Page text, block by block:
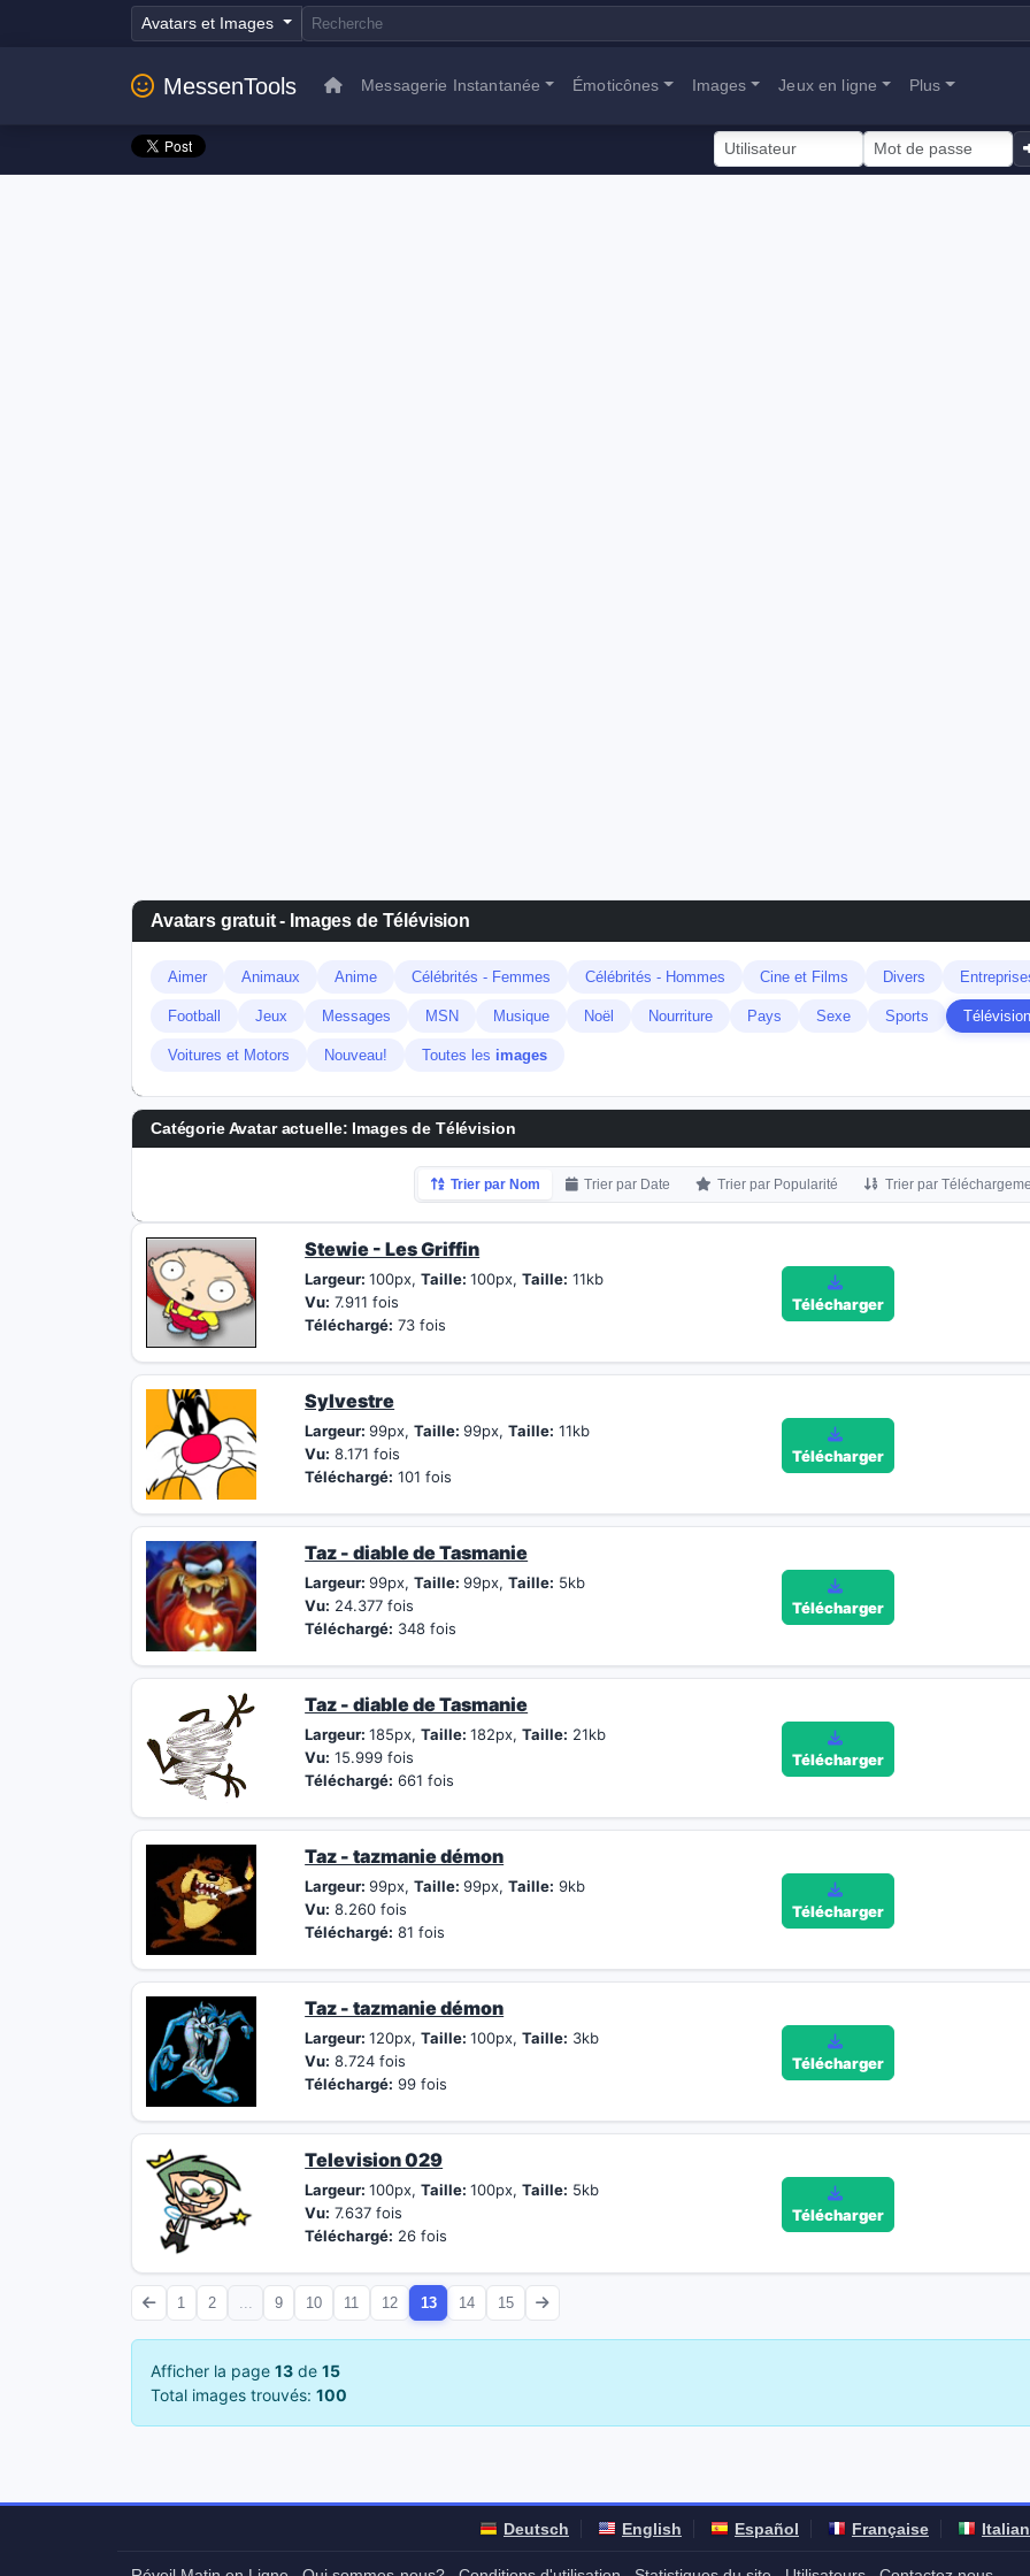
Avatars et Images
MessenTools Messagerie Instantanée Émoticônes Images Jeux en ligne Plus
Avatars gratuit - Images de Télévision
Aimer Animaux Anime Célébrités - Femmes Célébrités - Hommes Cine et Films Divers
Football Jeux Messages MSN Musique Noël Nourriture Pays Sexe Sports Télévision
Voitures et Motors Nouveau! Toutes les images
Catégorie Avatar actuelle: Images de Télévision
Trier par Nom Trier par Date Trier par Popularité Trier par
Stewie - Les Griffin
Largeur:100px,Taille:100px,Taille: 11kb
Vu: 7.911 fois
Téléchargé: 73 fois
Télécharger
Sylvestre
Largeur:99px,Taille:99px,Taille: 11kb
Vu: 8.171 fois
Téléchargé: 101 fois
Télécharger
Taz - diable de Tasmanie
Largeur:99px,Taille:99px,Taille: 5kb
Vu: 24.377 fois
Téléchargé: 348 fois
Télécharger
Taz - diable de Tasmanie
Largeur:185px,Taille:182px,Taille: 21kb
Vu: 15.999 fois
Téléchargé: 661 fois
Télécharger
Taz - tazmanie démon
Largeur:99px,Taille:99px,Taille: 9kb
Vu: 8.260 fois
Téléchargé: 81 fois
Télécharger
Taz - tazmanie démon
Largeur:120px,Taille:100px,Taille: 3kb
Vu: 8.724 fois
Téléchargé: 99 fois
Télécharger
Television 029
Largeur:100px,Taille:100px,Taille: 5kb
Vu: 7.637 fois
Téléchargé: 26 fois
Télécharger
1 2 9 10 11 12 13 14 15
Afficher la page 13 de 15
Total images trouvés: 100
Deutsch English Español Française